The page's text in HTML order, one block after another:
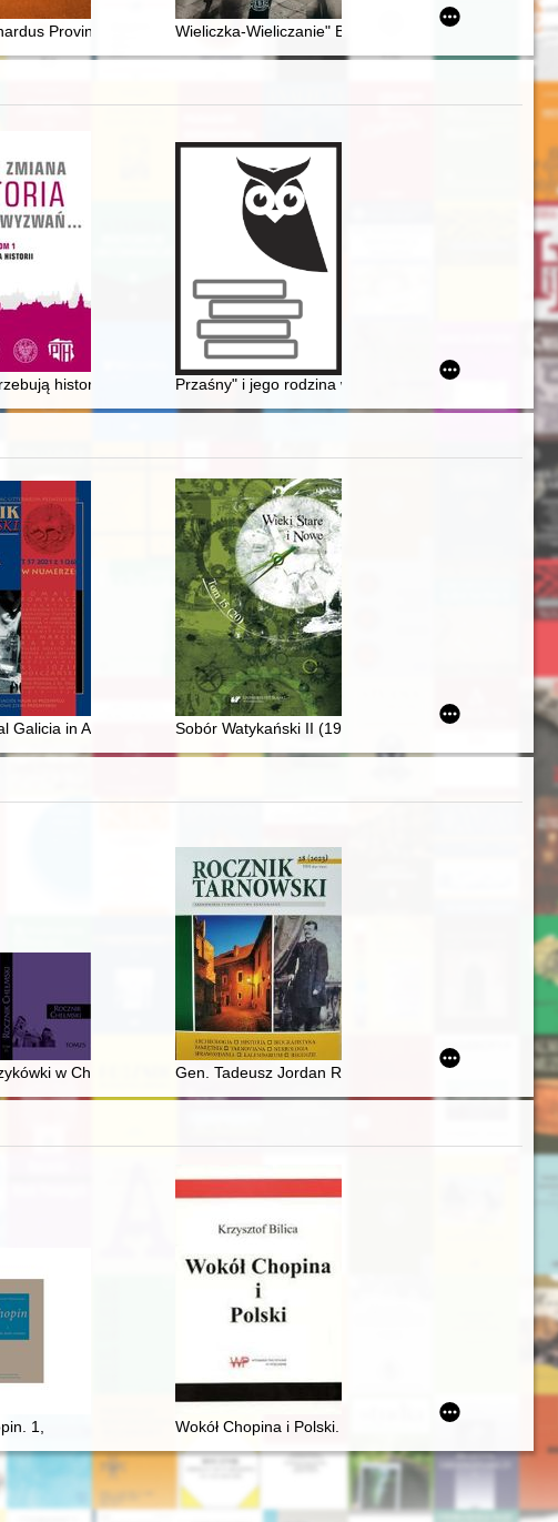
Provincialis o afrodyzjakach, sposobach na niepłodność i środkach
Wieliczka-Wieliczanie" Bis! : ocalić przeszłość od
Uniwersytetu Śląskiego
historii krytycznej Przaśny" i jego rodzina wyrazowa : na marginesie
Warszawa, 4-29 VIII 2022
: (materiały badań) = Šul'coznavčì stežki Profesora Mihajla Šalati :
Galicia in American popular memory : reflections on the film "Three stories
Sobór Watykański II (1962-1965) : czas wielkiej
okresie od 17 maja 2019 r. do 3 września 2020 r
w Chełmie Gen. Tadeusz Jordan Rozwadowski w Tarnowie
1, Wokół Chopina i Polski. Siedem szkiców